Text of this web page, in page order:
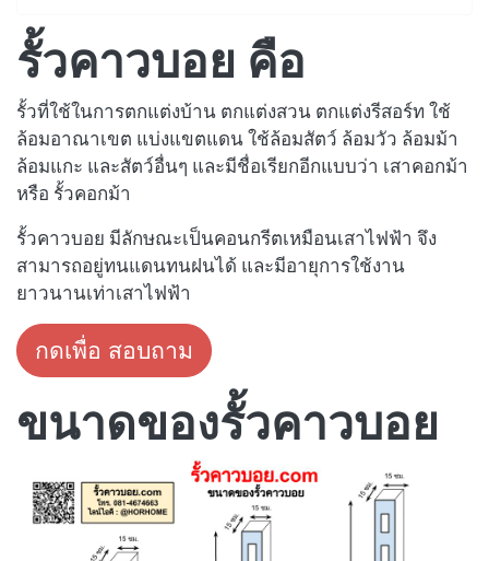
รั้วคาวบอย คือ
รั้วที่ใช้ในการตกแต่งบ้าน ตกแต่งสวน ตกแต่งรีสอร์ท ใช้
ล้อมอาณาเขต แบ่งแขตแดน ใช้ล้อมสัตว์ ล้อมวัว ล้อมม้า
ล้อมแกะ และสัตว์อื่นๆ และมีชื่อเรียกอีกแบบว่า เสาคอกม้า
หรือ รั้วคอกม้า
รั้วคาวบอย มีลักษณะเป็นคอนกรีตเหมือนเสาไฟฟ้า จึง
สามารถอยู่ทนแดนทนฝนได้ และมีอายุการใช้งาน
ยาวนานเท่าเสาไฟฟ้า
กดเพื่อ สอบถาม
ขนาดของรั้วคาวบอย